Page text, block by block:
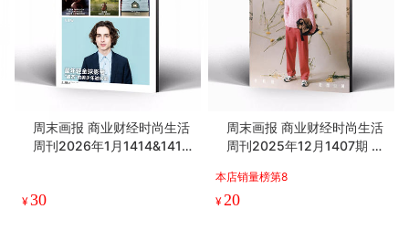
周末画报 商业财经时尚生活
周刊2026年1月1414&1415
¥30
周末画报 商业财经时尚生活
周刊2025年12月1407期 李
本店销量榜第8
¥ 20